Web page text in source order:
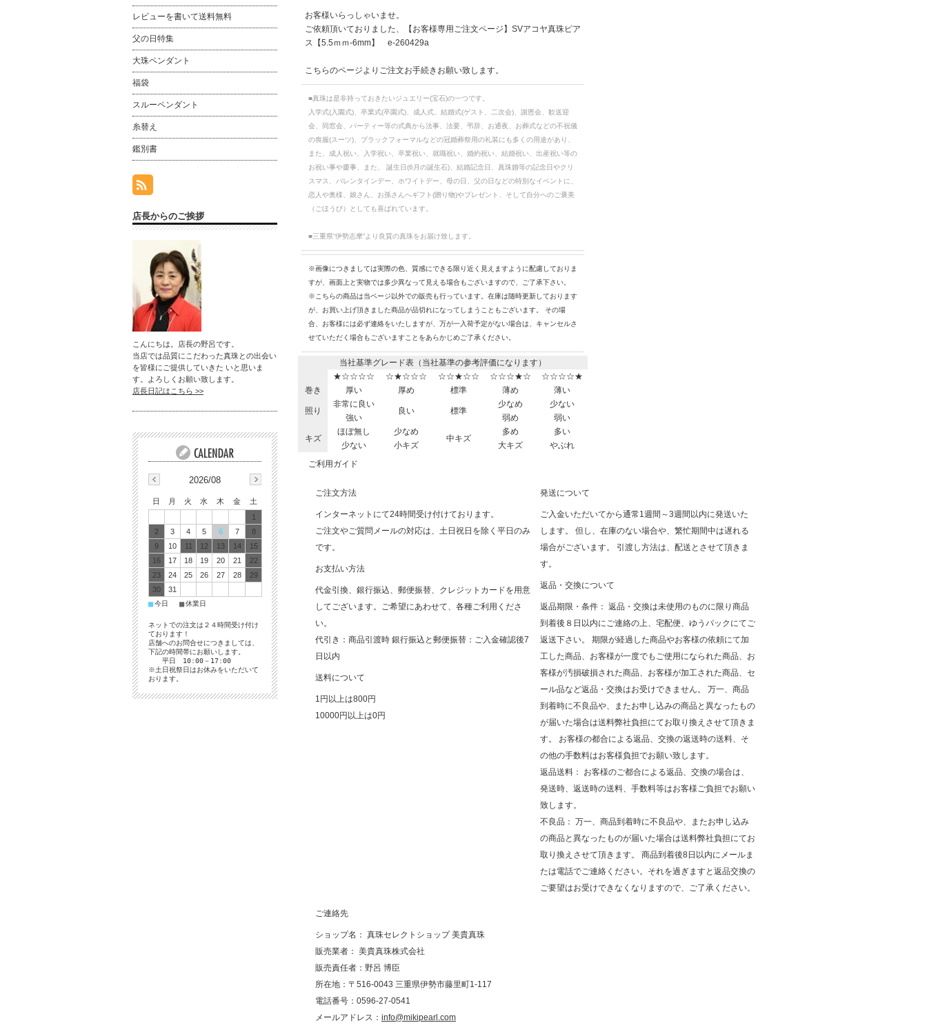
お客様いらっしゃいませ。
ご依頼頂いておりました、【お客様専用ご注文ページ】SVアコヤ真珠ピア
ス【5.5ｍｍ-6mm】 e-260429a
こちらのページよりご注文お手続きお願い致します。
■真珠は是非持っておきたいジュエリー(宝石)の一つです。
入学式(入園式)、卒業式(卒園式)、成人式、結婚式(ゲスト、二次会)、謝恩会、歓送迎
会、同窓会、パーティー等の式典から法事、法要、弔辞、お通夜、お葬式などの不祝儀
の喪服(スーツ)、ブラックフォーマルなどの冠婚葬祭用の礼装にも多くの用途があり、
また、成人祝い、入学祝い、卒業祝い、就職祝い、婚約祝い、結婚祝い、出産祝い等の
お祝い事や慶事、また、 誕生日(6月の誕生石)、結婚記念日、真珠婚等の記念日やクリ
スマス、バレンタインデー、ホワイトデー、母の日、父の日などの特別なイベントに、
恋人や奥様、娘さん、お孫さんへギフト(贈り物)やプレゼント、そして自分へのご褒美
（ごほうび）としても喜ばれています。
■三重県“伊勢志摩”より良質の真珠をお届け致します。
※画像につきましては実際の色、質感にできる限り近く見えますように配慮しておりま
すが、画面上と実物では多少異なって見える場合もございますので、ご了承下さい。
※こちらの商品は当ページ以外での販売も行っています。在庫は随時更新しております
が、お買い上げ頂きました商品が品切れになってしまうこともございます。 その場
合、お客様には必ず連絡をいたしますが、万が一入荷予定がない場合は、キャンセルさ
せていただく場合もございますことをあらかじめご了承ください。
当社基準グレード表（当社基準の参考評価になります）
★☆☆☆☆
☆★☆☆☆ ☆☆★☆☆ ☆☆☆★☆
☆☆☆☆★
巻き
厚い 厚め 標準 薄め 薄い
照り
非常に良い
強い
良い 標準
少なめ
弱め
少ない
弱い
キズ
ほぼ無し
少ない
少なめ
小キズ
中キズ
多め
大キズ
多い
やぶれ
ご利用ガイド
ご注文方法
インターネットにて24時間受け付けております。
ご注文やご質問メールの対応は、土日祝日を除く平日のみ
です。
お支払い方法
代金引換、銀行振込、郵便振替、クレジットカードを用意
してございます。ご希望にあわせて、各種ご利用くださ
い。
代引き：商品引渡時 銀行振込と郵便振替：ご入金確認後7
日以内
送料について
1円以上は800円
10000円以上は0円
発送について
ご入金いただいてから通常1週間～3週間以内に発送いた
します。 但し、在庫のない場合や、繁忙期間中は遅れる
場合がございます。 引渡し方法は、配送とさせて頂きま
す。
返品・交換について
返品期限・条件： 返品・交換は未使用のものに限り商品
到着後８日以内にご連絡の上、宅配便、ゆうパックにてご
返送下さい。 期限が経過した商品やお客様の依頼にて加
工した商品、お客様が一度でもご使用になられた商品、お
客様が汚損破損された商品、お客様が加工された商品、セ
ール品など返品・交換はお受けできません。 万一、商品
到着時に不良品や、またお申し込みの商品と異なったもの
が届いた場合は送料弊社負担にてお取り換えさせて頂きま
す。 お客様の都合による返品、交換の返送時の送料、そ
の他の手数料はお客様負担でお願い致します。
返品送料： お客様のご都合による返品、交換の場合は、
発送時、返送時の送料、手数料等はお客様ご負担でお願い
致します。
不良品： 万一、商品到着時に不良品や、またお申し込み
の商品と異なったものが届いた場合は送料弊社負担にてお
取り換えさせて頂きます。 商品到着後8日以内にメールま
たは電話でご連絡ください。それを過ぎますと返品交換の
ご要望はお受けできなくなりますので、ご了承ください。
ご連絡先
ショップ名： 真珠セレクトショップ 美貴真珠
販売業者： 美貴真珠株式会社
販売責任者：野呂 博臣
所在地：〒516-0043 三重県伊勢市藤里町1-117
電話番号：0596-27-0541
メールアドレス： info@mikipearl.com
レビューを書いて送料無料
父の日特集
大珠ペンダント
福袋
スルーペンダント
糸替え
鑑別書
店長からのご挨拶
こんにちは。店長の野呂です。
当店では品質にこだわった真珠との出会い
を皆様にご提供していきた いと思いま
す。よろしくお願い致します。
店長日記はこちら >>
2026/08
日 月 火 水 木 金
土
1
2
3 4 5 6 7
8
9
10 11 12 13 14
15
16
17 18 19 20 21
22
23
24 25 26 27 28
29
30
31
■今日 ■休業日
ネットでの注文は２４時間受け付け
ております！
店舗へのお問合せにつきましては、
下記の時間帯にお願いします。
平日 10:00－17:00
※土日祝祭日はお休みをいただいて
おります。